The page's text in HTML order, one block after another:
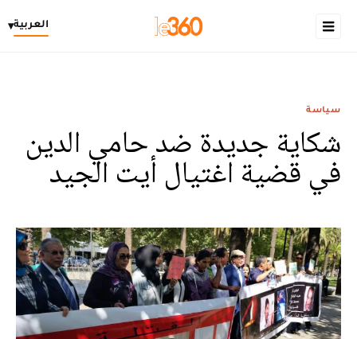
العربية▾
سياسة
شكاية جديدة ضد حامي الدين
في قضية اغتيال أيت الجيد